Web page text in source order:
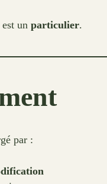
un particulier.
par :